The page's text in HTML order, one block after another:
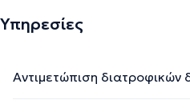
Υπηρεσίες
Αντιμετώπιση διατροφικών